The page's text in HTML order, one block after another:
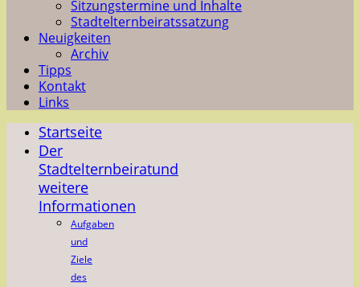
Sitzungstermine und Inhalte
Stadtelternbeiratssatzung
Neuigkeiten
Archiv
Tipps
Kontakt
Links
Startseite
Der
Stadtelternbeiratund
weitere
Informationen
Aufgaben
und
Ziele
des